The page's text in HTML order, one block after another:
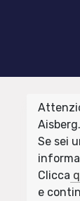
Aisberg.
Se sei
Clicca
e